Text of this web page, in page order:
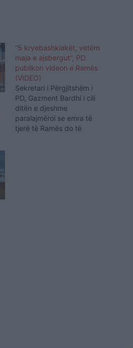
“5 kryebashkiakët, vetëm
maja e ajsbergut”, PD
publikon videon e Ramës
(VIDEO)
Sekretari i Përgjitshëm i
PD, Gazment Bardhi i cili
ditën e djeshme
paralajmëroi se emra të
tjerë të Ramës do të